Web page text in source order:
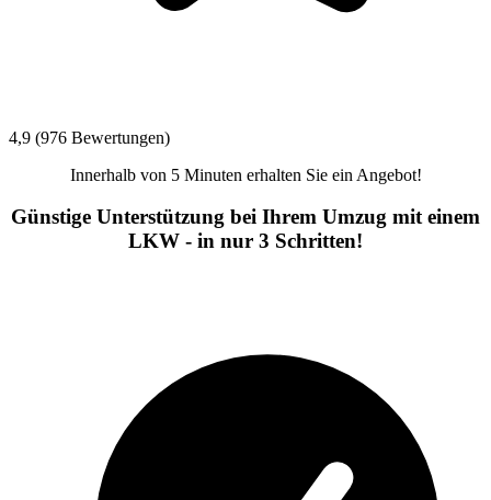
4,9 (976 Bewertungen)
Innerhalb von 5 Minuten erhalten Sie ein Angebot!
Günstige Unterstützung bei Ihrem Umzug mit einem
LKW - in nur 3 Schritten!